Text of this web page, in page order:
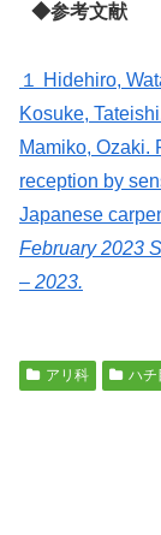
◆参考文献
１ Hidehiro,
Kosuke,
Mamiko, Ozaki.
reception by
Japanese
February 2023
– 2023.
アリ科 ハチ